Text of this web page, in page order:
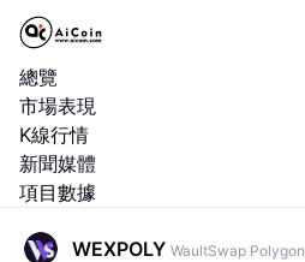
總覽
市場表現
K線行情
新聞媒體
項目數據
WEXPOLY WaultSwap Polygon